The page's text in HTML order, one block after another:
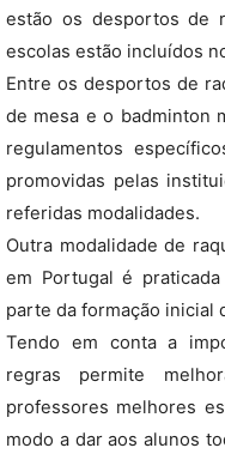
estão os desportos de
escolas estão incluídos
Entre os desportos de
de mesa e o badminton
regulamentos
promovidas pelas
referidas modalidades.
Outra modalidade de
em Portugal é
parte da formação inicial
Tendo em conta a
regras permite
professores melhores
modo a dar aos alunos